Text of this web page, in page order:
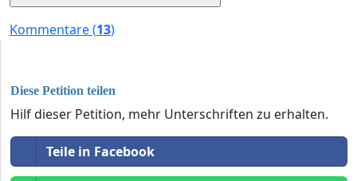
Kommentare (13)
Diese Petition teilen
Hilf dieser Petition, mehr Unterschriften zu erhalten.
Teile in Facebook